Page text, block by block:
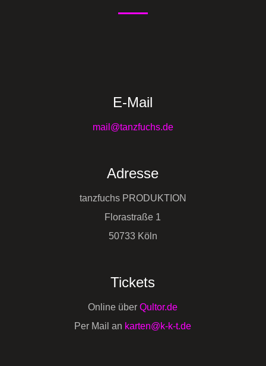
E-Mail
mail@tanzfuchs.de
Adresse
tanzfuchs PRODUKTION
Florastraße 1
50733 Köln
Tickets
Online über Qultor.de
Per Mail an karten@k-k-t.de